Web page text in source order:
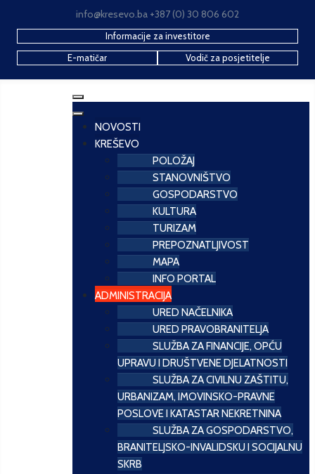
info@kresevo.ba +387 (0) 30 806 602
Informacije za investitore
E-matičar
Vodič za posjetitelje
NOVOSTI
KREŠEVO
POLOŽAJ
STANOVNIŠTVO
GOSPODARSTVO
KULTURA
TURIZAM
PREPOZNATLJIVOST
MAPA
INFO PORTAL
ADMINISTRACIJA
URED NAČELNIKA
URED PRAVOBRANITELJA
SLUŽBA ZA FINANCIJE, OPĆU
UPRAVU I DRUŠTVENE DJELATNOSTI
SLUŽBA ZA CIVILNU ZAŠTITU,
URBANIZAM, IMOVINSKO-PRAVNE
POSLOVE I KATASTAR NEKRETNINA
SLUŽBA ZA GOSPODARSTVO,
BRANITELJSKO-INVALIDSKU I SOCIJALNU
SKRB